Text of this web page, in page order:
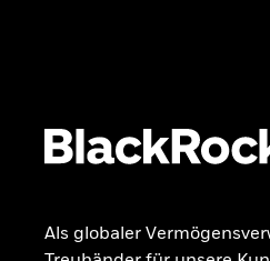
Als globaler